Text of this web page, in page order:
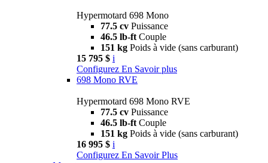
Hypermotard 698 Mono
77.5 cv Puissance
46.5 lb-ft Couple
151 kg Poids à vide (sans carburant)
15 795 $ i
Configurez En Savoir plus
698 Mono RVE
Hypermotard 698 Mono RVE
77.5 cv Puissance
46.5 lb-ft Couple
151 kg Poids à vide (sans carburant)
16 995 $ i
Configurez En Savoir Plus